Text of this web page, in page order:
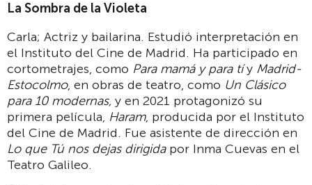
La Sombra de la Violeta
Carla; Actriz y bailarina. Estudió interpretación en
el Instituto del Cine de Madrid. Ha participado en
cortometrajes, como Para mamá y para tíy Madrid-
Estocolmo, en obras de teatro, como Un Clásico
para 10 modernas, y en 2021 protagonizó su
primera película, Haram, producida por el Instituto
del Cine de Madrid. Fue asistente de dirección en
Lo que Tú nos dejas dirigidapor Inma Cuevas en el
Teatro Galileo.